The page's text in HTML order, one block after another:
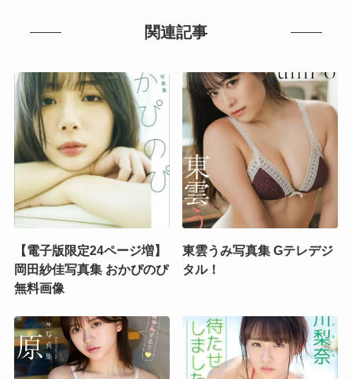
関連記事
【電子版限定24ページ増】
岡田紗佳写真集 おかぴのぴ
無料画像
東雲うみ写真集 Gテレデジ
タル！